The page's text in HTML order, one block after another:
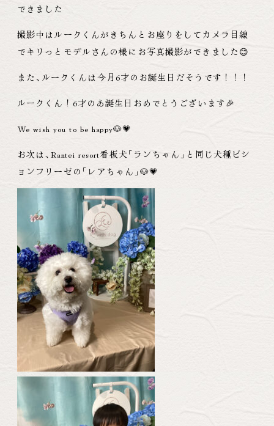
できました
撮影中はルークくんがきちんとお座りをしてカメラ目線
でキリっとモデルさんの様にお写真撮影ができました😊
また 、ルークくんは今月6才のお誕生日だそうです！！！
ルークくん！6才のあ誕生日おめでとうございます🎉
We wish you to be happy🐶💗
お次は 、Rantei resort看板犬「 ランちゃん 」と同じ犬種ビシ
ョンフリーゼの「 レアちゃん 」🐶💗